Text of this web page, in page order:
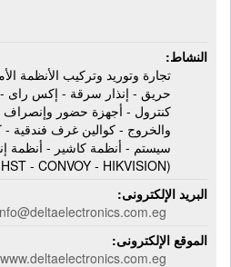
النشاط:
تجارة وتوريد وتركيب الأنظمة
حريق - إنذار سرقة - إكس
كنترول - أجهزة حضور وإنصراف
والخروج - كوالين غرف فندقية -
سيستم - أنظمة كاشير - أنظمة
(ZKTECO - HST - CONVOY - HIKVISION)
البريد الإلكترونى:
الموقع الإلكترونى:
www.deltaelectronics.com.eg